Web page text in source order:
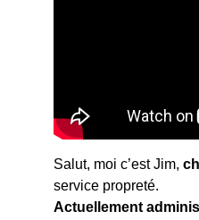
Salut, moi c’est Jim,
service propreté.
Actuellement